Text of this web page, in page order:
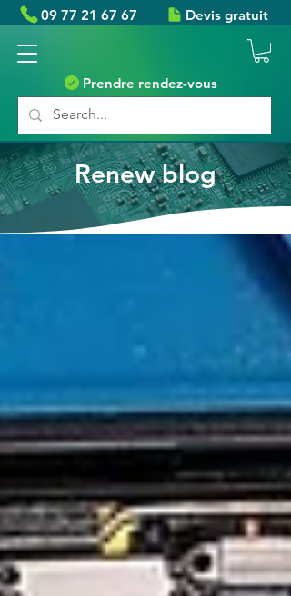
09 77 21 67 67 Devis gratuit
Prendre rendez-vous
Renew blog